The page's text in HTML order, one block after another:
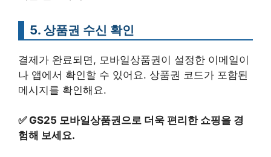
5. 상품권 수신 확인
결제가 완료되면, 모바일상품권이 설정한 이메일이
나 앱에서 확인할 수 있어요. 상품권 코드가 포함된
메시지를 확인해요.
✅ GS25 모바일상품권으로 더욱 편리한 쇼핑을 경
험해 보세요.